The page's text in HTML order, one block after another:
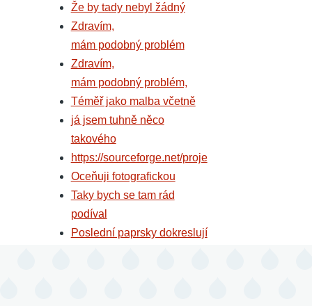
Že by tady nebyl žádný
Zdravím,
mám podobný problém
Zdravím,
mám podobný problém,
Téměř jako malba včetně
já jsem tuhně něco
takového
https://sourceforge.net/proje
Oceňuji fotografickou
Taky bych se tam rád
podíval
Poslední paprsky dokreslují